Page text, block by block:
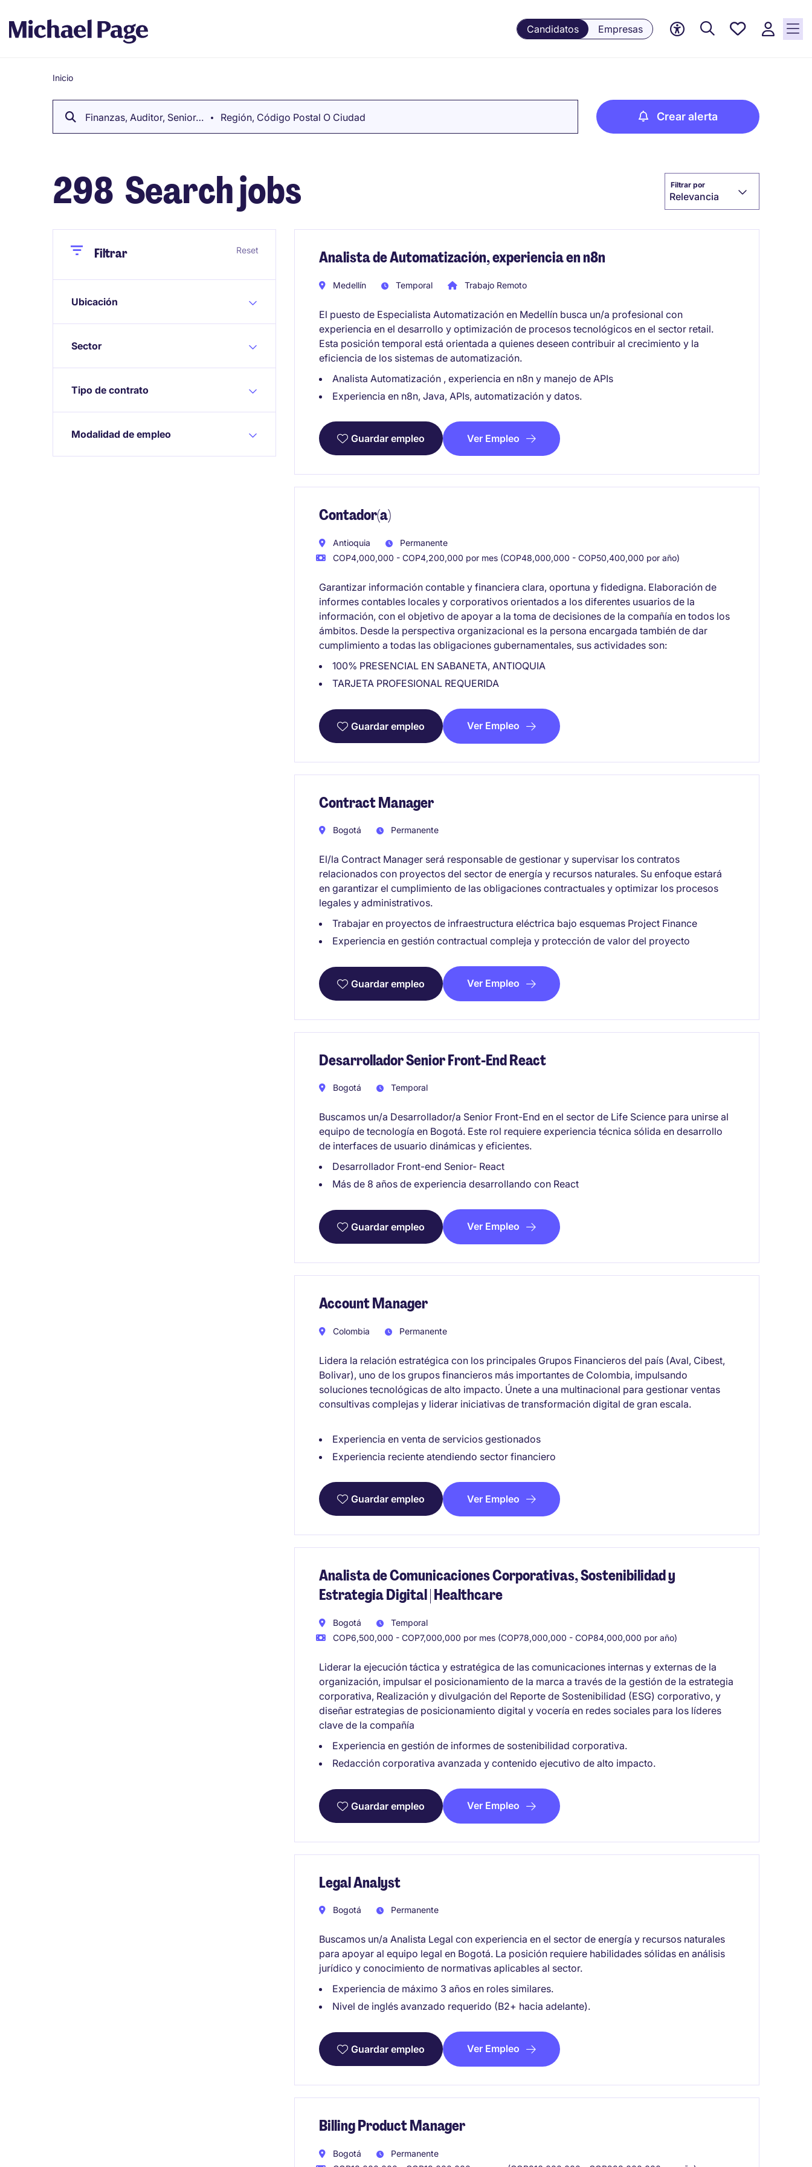
Candidatos Empresas
Empleos
Breadcrumb
Inicio
Finanzas, Auditor, Senior… Región, Código Postal O Ciudad Crear alerta
298 Search jobs Filtrar por
Relevancia
CloseFiltrar Reset
Ubicación
Sector
Tipo de contrato
Modalidad de empleo
Analista de Automatización, experiencia en n8n
Medellín Temporal Trabajo Remoto
El puesto de Especialista Automatización en Medellín busca un/a profesional con
experiencia en el desarrollo y optimización de procesos tecnológicos en el sector retail.
Esta posición temporal está orientada a quienes deseen contribuir al crecimiento y la
eficiencia de los sistemas de automatización.
Analista Automatización , experiencia en n8n y manejo de APIs
Experiencia en n8n, Java, APIs, automatización y datos.
Guardar empleo Ver Empleo
Contador(a)
Antioquia
Permanente
COP4,000,000 - COP4,200,000 por mes (COP48,000,000 - COP50,400,000 por año)
Garantizar información contable y financiera clara, oportuna y fidedigna. Elaboración de
informes contables locales y corporativos orientados a los diferentes usuarios de la
información, con el objetivo de apoyar a la toma de decisiones de la compañía en todos los
ámbitos. Desde la perspectiva organizacional es la persona encargada también de dar
cumplimiento a todas las obligaciones gubernamentales, sus actividades son:
100% PRESENCIAL EN SABANETA, ANTIOQUIA
TARJETA PROFESIONAL REQUERIDA
Guardar empleo Ver Empleo
Contract Manager
Bogotá Permanente
El/la Contract Manager será responsable de gestionar y supervisar los contratos
relacionados con proyectos del sector de energía y recursos naturales. Su enfoque estará
en garantizar el cumplimiento de las obligaciones contractuales y optimizar los procesos
legales y administrativos.
Trabajar en proyectos de infraestructura eléctrica bajo esquemas Project Finance
Experiencia en gestión contractual compleja y protección de valor del proyecto
Guardar empleo Ver Empleo
Desarrollador Senior Front-End React
Bogotá Temporal
Buscamos un/a Desarrollador/a Senior Front-End en el sector de Life Science para unirse al
equipo de tecnología en Bogotá. Este rol requiere experiencia técnica sólida en desarrollo
de interfaces de usuario dinámicas y eficientes.
Desarrollador Front-end Senior- React
Más de 8 años de experiencia desarrollando con React
Guardar empleo Ver Empleo
Account Manager
Colombia Permanente
Lidera la relación estratégica con los principales Grupos Financieros del país (Aval, Cibest,
Bolivar), uno de los grupos financieros más importantes de Colombia, impulsando
soluciones tecnológicas de alto impacto. Únete a una multinacional para gestionar ventas
consultivas complejas y liderar iniciativas de transformación digital de gran escala.
Experiencia en venta de servicios gestionados
Experiencia reciente atendiendo sector financiero
Guardar empleo Ver Empleo
Analista de Comunicaciones Corporativas, Sostenibilidad y
Estrategia Digital | Healthcare
Bogotá
Temporal
COP6,500,000 - COP7,000,000 por mes (COP78,000,000 - COP84,000,000 por año)
Liderar la ejecución táctica y estratégica de las comunicaciones internas y externas de la
organización, impulsar el posicionamiento de la marca a través de la gestión de la estrategia
corporativa, Realización y divulgación del Reporte de Sostenibilidad (ESG) corporativo, y
diseñar estrategias de posicionamiento digital y vocería en redes sociales para los líderes
clave de la compañía
Experiencia en gestión de informes de sostenibilidad corporativa.
Redacción corporativa avanzada y contenido ejecutivo de alto impacto.
Guardar empleo Ver Empleo
Legal Analyst
Bogotá Permanente
Buscamos un/a Analista Legal con experiencia en el sector de energía y recursos naturales
para apoyar al equipo legal en Bogotá. La posición requiere habilidades sólidas en análisis
jurídico y conocimiento de normativas aplicables al sector.
Experiencia de máximo 3 años en roles similares.
Nivel de inglés avanzado requerido (B2+ hacia adelante).
Guardar empleo Ver Empleo
Billing Product Manager
Bogotá
Permanente